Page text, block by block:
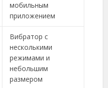
мобильным
приложением
Вибратор с
несколькими
режимами и
небольшим
размером